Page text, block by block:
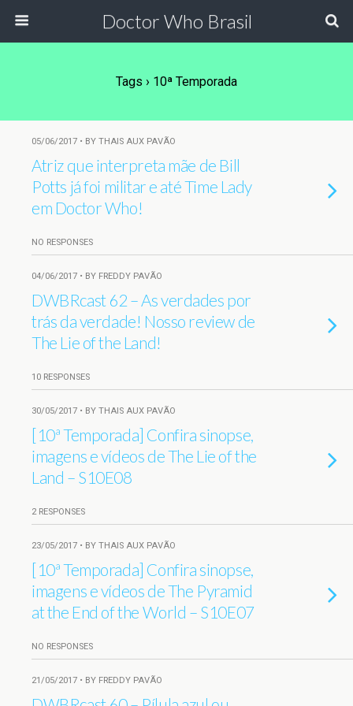
Doctor Who Brasil
Tags › 10ª Temporada
05/06/2017 • BY THAIS AUX PAVÃO
Atriz que interpreta mãe de Bill
Potts já foi militar e até Time Lady
em Doctor Who!
NO RESPONSES
04/06/2017 • BY FREDDY PAVÃO
DWBRcast 62 – As verdades por
trás da verdade! Nosso review de
The Lie of the Land!
10 RESPONSES
30/05/2017 • BY THAIS AUX PAVÃO
[10ª Temporada] Confira sinopse,
imagens e vídeos de The Lie of the
Land – S10E08
2 RESPONSES
23/05/2017 • BY THAIS AUX PAVÃO
[10ª Temporada] Confira sinopse,
imagens e vídeos de The Pyramid
at the End of the World – S10E07
NO RESPONSES
21/05/2017 • BY FREDDY PAVÃO